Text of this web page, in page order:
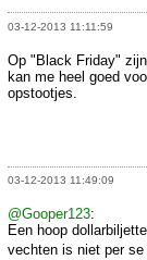
03-12-2013 11:11:59
Op "Black Friday"
kan me heel goed
opstootjes.
03-12-2013 11:49:09
@Gooper123:
Een hoop
vechten is niet per se